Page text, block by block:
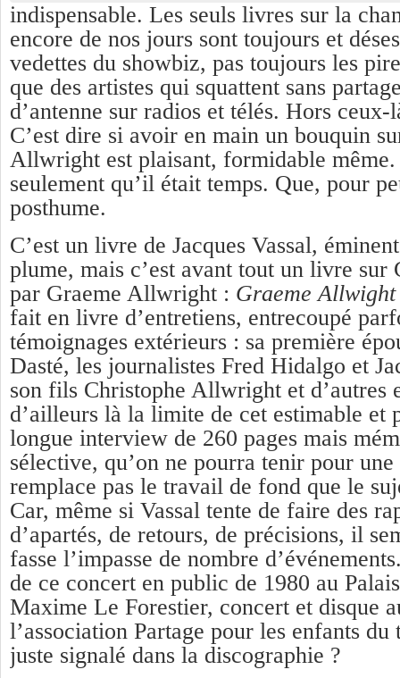
indispensable. Les seuls livres sur la
encore de nos jours sont toujours et
vedettes du showbiz, pas toujours les
que des artistes qui squattent sans
d’antenne sur radios et télés. Hors
C’est dire si avoir en main un bouquin
Allwright est plaisant, formidable
seulement qu’il était temps. Que, pour
posthume.
C’est un livre de Jacques Vassal,
plume, mais c’est avant tout un livre
par Graeme Allwright : Graeme
fait en livre d’entretiens, entrecoupé
témoignages extérieurs : sa première
Dasté, les journalistes Fred Hidalgo et
son fils Christophe Allwright et d’autres
d’ailleurs là la limite de cet estimable et
longue interview de 260 pages mais
sélective, qu’on ne pourra tenir pour
remplace pas le travail de fond que le
Car, même si Vassal tente de faire des
d’apartés, de retours, de précisions, il
fasse l’impasse de nombre
de ce concert en public de 1980 au
Maxime Le Forestier, concert et disque
l’association Partage pour les enfants
juste signalé dans la discographie ?